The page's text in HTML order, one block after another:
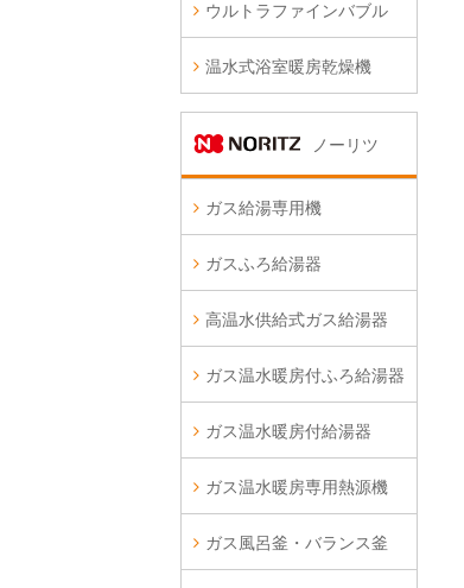
ウルトラファインバブル
温水式浴室暖房乾燥機
ノーリツ
ガス給湯専用機
ガスふろ給湯器
高温水供給式ガス給湯器
ガス温水暖房付ふろ給湯器
ガス温水暖房付給湯器
ガス温水暖房専用熱源機
ガス風呂釜・バランス釜